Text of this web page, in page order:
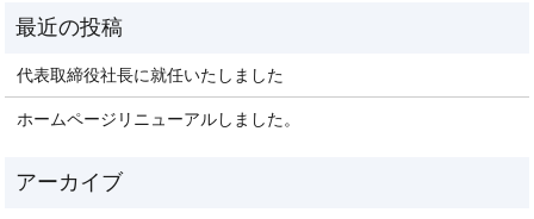
代表取締役社長に就任いたしました
ホームページリニューアルしました。